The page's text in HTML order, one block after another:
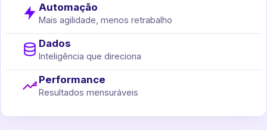
Automação
Mais agilidade, menos retrabalho
Dados
Inteligência que direciona
Performance
Resultados mensuráveis